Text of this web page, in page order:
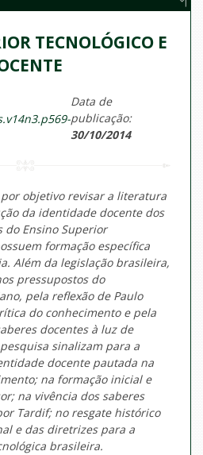
TECNOLÓGICO E
Data de
publicação:
30/10/2014
objetivo revisar a literatura
da identidade docente dos
do Ensino Superior
formação específica
Além da legislação brasileira,
pressupostos do
pela reflexão de Paulo
do conhecimento e pela
docentes à luz de
sinalizam para a
docente pautada na
na formação inicial e
na vivência dos saberes
Tardif; no resgate histórico
e das diretrizes para a
brasileira.